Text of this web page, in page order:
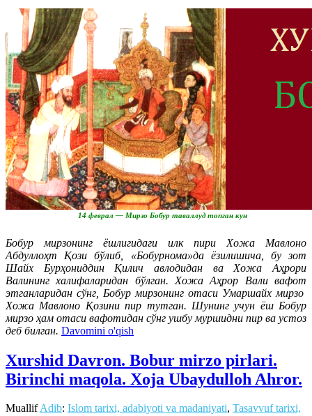
14 феврал — Мирзо Бобур таваллуд топган кун
Бобур мирзонинг ёшлигидаги илк пири Хожа Мавлоно
Абдуллоҳт Қози бўлиб, «Бобурнома»да ёзилишича, бу зот
Шайх Бурҳониддин Қилич авлодидан ва Хожа Аҳрори
Валининг халифаларидан бўлган. Хожа Аҳрор Вали вафот
этганларидан сўнг, Бобур мирзонинг отаси Умаршайх мирзо
Хожа Мавлоно Қозини пир тутган. Шунинг учун ёш Бобур
мирзо ҳам отаси вафотидан сўнг ушбу муршидни пир ва устоз
деб билган. Davomini o'qish
Xurshid Davron. Bobur mirzo pirlari.
Birinchi maqola. Xoja Ubaydulloh Ahror.
MuallifAdib: Islom tarixi, adabiyoti va madaniyati, Tasavvuf tarixi,